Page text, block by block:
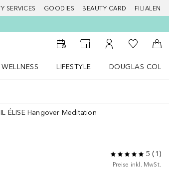
SERVICES GOODIES BEAUTY CARD FILIALEN
Zum Storefinder
Zu Meinem
Zu Meiner
LIFESTYLE
DOUGLAS
ÉLISE Hangover Meditation
5 ( 1 )
Preise inkl. MwSt.